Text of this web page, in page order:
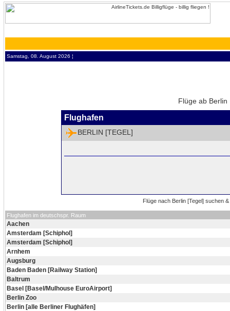
Samstag, 08. August 2026 ¦
Flüge ab Berlin
Flughafen
BERLIN [TEGEL]
Flughafen im deutschspr. Raum
Aachen
Amsterdam [Schiphol]
Amsterdam [Schiphol]
Arnhem
Augsburg
Baden Baden [Railway Station]
Baltrum
Basel [Basel/Mulhouse EuroAirport]
Berlin Zoo
Berlin [alle Berliner Flughäfen]